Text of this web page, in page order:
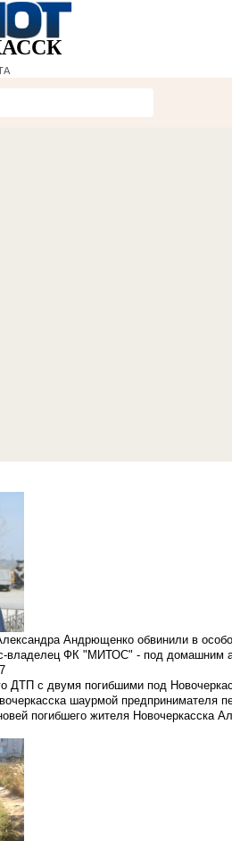
Андрющенко обвинили в
владелец ФК "МИТОС" - под домашним
ДТП с двумя погибшими под
шаурмой предпринимателя
погибшего жителя Новочеркасска